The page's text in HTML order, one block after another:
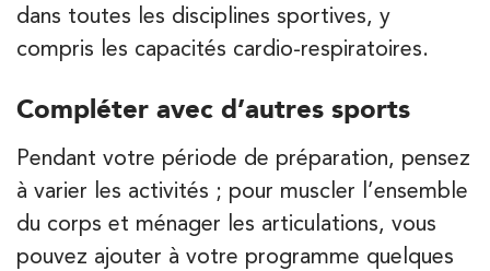
dans toutes les disciplines sportives, y
compris les capacités cardio-respiratoires.
Compléter avec d’autres sports
Pendant votre période de préparation, pensez
à varier les activités ; pour muscler l’ensemble
du corps et ménager les articulations, vous
pouvez ajouter à votre programme quelques
PRENEZ RDV SUR
IK Bois Colombes – 92
1 Rue Mertens 92600 Bois-Colombes
1 Rue Mertens 92600 Bois-Colombes
01 43 50 50 81